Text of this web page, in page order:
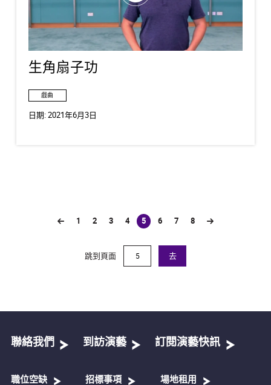
生角扇子功
戲曲
日期:2021年6月3日
1 2 3 4 5
(current)
6 7 8
跳到頁面 去
聯絡我們 到訪演藝 訂閱演藝快訊
職位空缺 招標事項 場地租用